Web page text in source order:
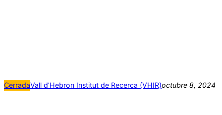
CerradaVall d’Hebron Institut de Recerca (VHIR)octubre 8, 2024